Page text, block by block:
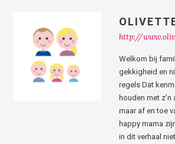
http://
Welkom bij
gekkigheid en
regels Dat
houden met z’n
maar af en toe
happy mama
in dit verhaal